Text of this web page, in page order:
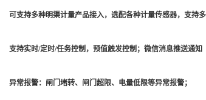
可支持多种明渠计量产品接入，选配各种计量传感器，支持
支持实时/定时/任务控制，预值触发控制；微信消息推送通知
异常报警：闸门堵转、闸门超限、电量低限等异常报警；